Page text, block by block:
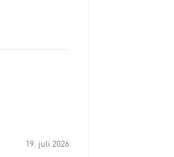
19. juli 2026